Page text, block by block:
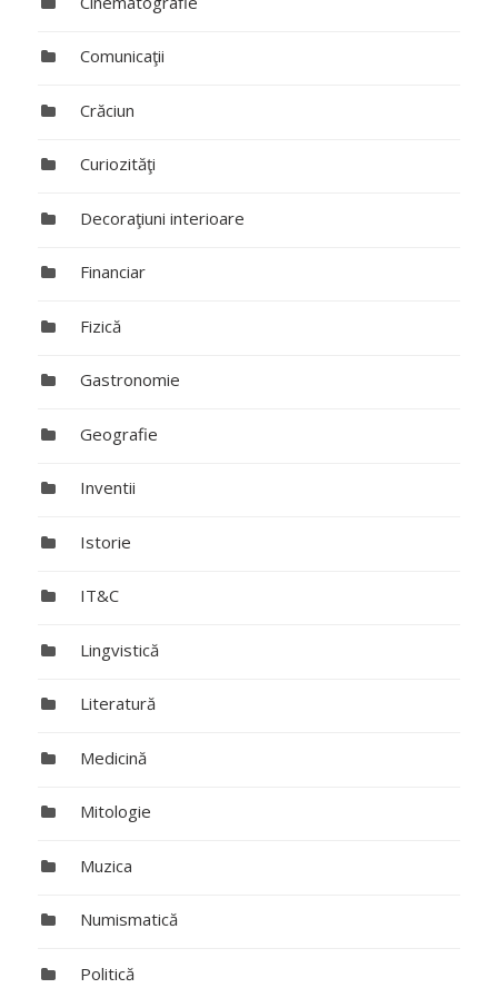
Comunicaţii
Crăciun
Curiozităţi
Decoraţiuni interioare
Financiar
Fizică
Gastronomie
Geografie
Inventii
Istorie
IT&C
Lingvistică
Literatură
Medicină
Mitologie
Muzica
Numismatică
Politică